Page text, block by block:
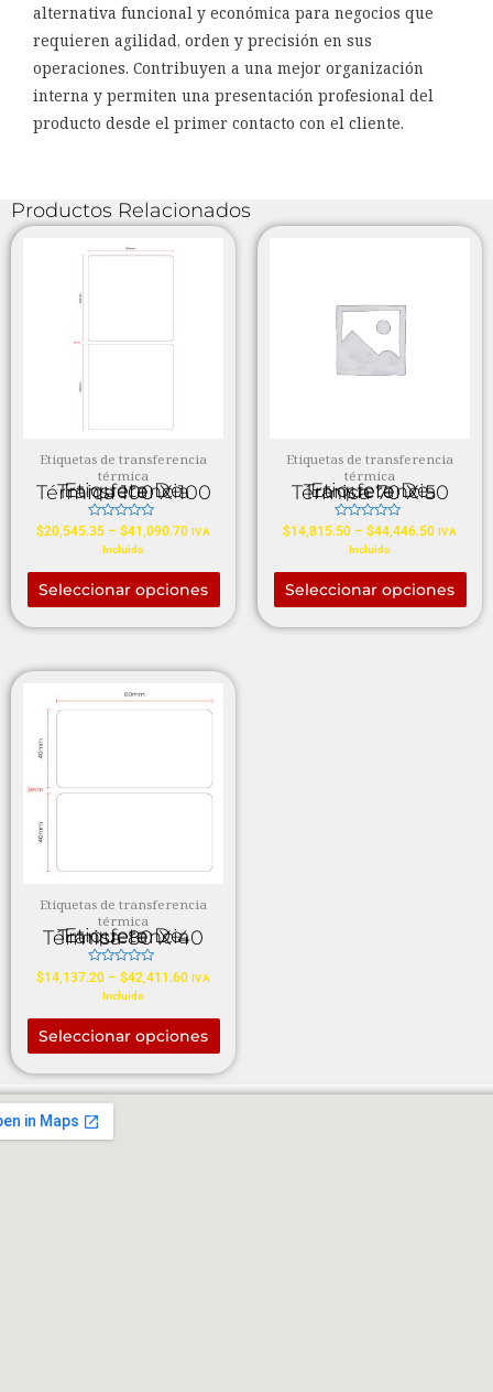
alternativa funcional y económica para negocios que
requieren agilidad, orden y precisión en sus
operaciones. Contribuyen a una mejor organización
interna y permiten una presentación profesional del
producto desde el primer contacto con el cliente.
Productos Relacionados
Etiquetas de transferencia
térmica
Etiqueta De Transferencia Térmica 100 X 100
Valorado
$20,545.35 – $41,090.70 IVA
Incluido
Seleccionar opciones
Etiquetas de transferencia
térmica
Etiqueta De Transferencia Térmica 70 X 50
Valorado
$14,815.50 – $44,446.50 IVA
Incluido
Seleccionar opciones
Etiquetas de transferencia
térmica
Etiqueta De Transferencia Térmica 80 X 40
Valorado
en
5
$14,137.20 – $42,411.60 IVA
Incluido
Seleccionar opciones